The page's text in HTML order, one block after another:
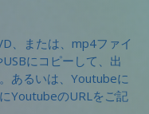
、または、mp4ファイ
にコピーして、出
あるいは、Youtubeに
YoutubeのURLをご記